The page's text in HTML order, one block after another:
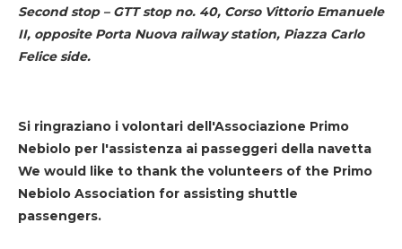
Second stop – GTT stop no. 40, Corso Vittorio Emanuele
II, opposite Porta Nuova railway station, Piazza Carlo
Felice side.
Si ringraziano i volontari dell'Associazione Primo
Nebiolo per l'assistenza ai passeggeri della navetta
We would like to thank the volunteers of the Primo
Nebiolo Association for assisting shuttle
passengers.